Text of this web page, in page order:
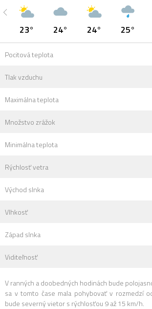
23° 24° 24° 25°
Pocitová teplota
Tlak vzduchu
Maximálna teplota
Množstvo zrážok
Minimálna teplota
Rýchlosť vetra
Východ slnka
Vlhkosť
Západ slnka
Viditeľnosť
V ranných a doobedných hodinách bude
sa v tomto čase mala pohybovať v rozmedzí
bude severný vietor s rýchlosťou 9 až 15 km/h.